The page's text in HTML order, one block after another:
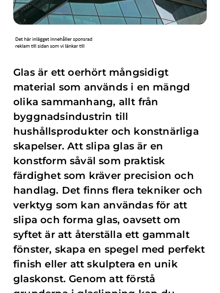
Glas är ett oerhört mångsidigt
material som används i en mängd
olika sammanhang, allt från
byggnadsindustrin till
hushållsprodukter och konstnärliga
skapelser. Att slipa glas är en
konstform såväl som praktisk
färdighet som kräver precision och
handlag. Det finns flera tekniker och
verktyg som kan användas för att
slipa och forma glas, oavsett om
syftet är att återställa ett gammalt
fönster, skapa en spegel med perfekt
finish eller att skulptera en unik
glaskonst. Genom att förstå